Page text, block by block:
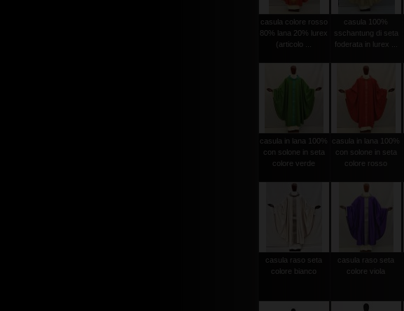
casula colore rosso
80% lana 20% lurex
(articolo ...
casula 100%
sschantung di seta
foderata in lurex ...
casula in lana 100%
con solone in seta
colore verde
casula in lana 100%
con solone in seta
colore rosso
casula raso seta
colore bianco
casula raso seta
colore viola